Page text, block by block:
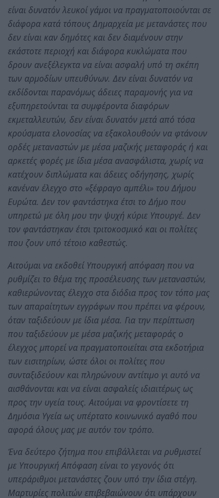
είναι δυνατόν λευκοί γάμοι να πραγματοποιούνται σε
διάφορα κατά τόπους Δημαρχεία με μετανάστες που
δεν είναι καν δημότες και δεν διαμένουν στην
εκάστοτε περιοχή και διάφορα κυκλώματα που
δρουν ανεξέλεγκτα να είναι ασφαλή υπό τη σκέπη
των αρμοδίων υπευθύνων. Δεν είναι δυνατόν να
εκδίδονται παρανόμως άδειες παραμονής για να
εξυπηρετούνται τα συμφέροντα διαφόρων
εκμεταλλευτών, δεν είναι δυνατόν μετά από τόσα
κρούσματα ελονοσίας να εξακολουθούν να φτάνουν
ορδές μεταναστών με μέσα μαζικής μεταφοράς ή και
αρκετές φορές με ίδια μέσα ανασφάλιστα, χωρίς να
κατέχουν διπλώματα και άδειες οδήγησης, χωρίς
κανέναν έλεγχο στο «ξέφραγο αμπέλι» του Δήμου
Ευρώτα. Δεν τον φαντάστηκα έτσι το Δήμο που
υπηρετώ με όλη μου την ψυχή κύριε Υπουργέ. Δεν
τον φαντάστηκαν έτσι τριτοκοσμικό και οι πολίτες
που ζουν υπό τέτοιο καθεστώς.
Αιτούμαι να εκδοθεί Υπουργική απόφαση που να
ρυθμίζει το θέμα της προσέλευσης των μεταναστών,
καθιερώνοντας έλεγχο στα διόδια προς τον τόπο μας
των απαραίτητων εγγράφων που πρέπει να φέρουν,
όταν ταξιδεύουν με ίδια μέσα. Για την περίπτωση
που ταξιδεύουν με μέσα μαζικής μεταφοράς ο
έλεγχος μπορεί να πραγματοποιείται στα εκδοτήρια
των εισιτηρίων, ώστε όλοι οι πολίτες που
συνταξιδεύουν και πληρώνουν αντίτιμο γι αυτό να
αισθάνονται και να είναι ασφαλείς ιδιαιτέρως ως
προς την υγεία τους. Αιτούμαι να φροντίσετε τη
Δημόσια Υγεία ως υπέρτατο κοινωνικό αγαθό που
αφορά όλους μας με αυτόν τον τρόπο.
Ένα δεύτερο ζήτημα που επιβάλλεται να ρυθμιστεί
με Υπουργική Απόφαση είναι το γεγονός ότι
υπεράριθμοι μετανάστες ζουν υπό την ίδια στέγη.
Μαρτυρίες πολιτών επιβεβαιώνουν ότι υπάρχουν